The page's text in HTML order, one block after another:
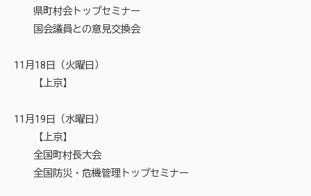
県町村会トップセミナー
国会議員との意見交換会
11月18日（火曜日）
【上京】
11月19日（水曜日）
【上京】
全国町村長大会
全国防災・危機管理トップセミナー